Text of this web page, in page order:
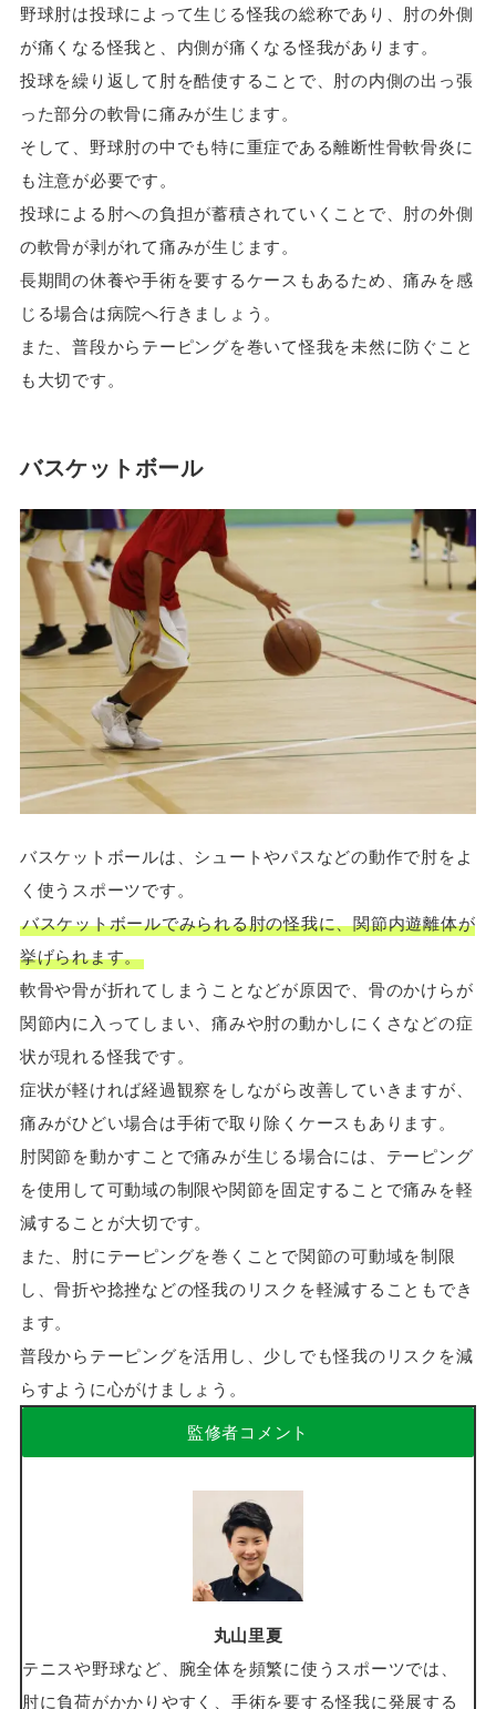
野球肘は投球によって生じる怪我の総称であり、肘の外側
が痛くなる怪我と、内側が痛くなる怪我があります。
投球を繰り返して肘を酷使することで、肘の内側の出っ張
った部分の軟骨に痛みが生じます。
そして、野球肘の中でも特に重症である離断性骨軟骨炎に
も注意が必要です。
投球による肘への負担が蓄積されていくことで、肘の外側
の軟骨が剥がれて痛みが生じます。
長期間の休養や手術を要するケースもあるため、痛みを感
じる場合は病院へ行きましょう。
また、普段からテーピングを巻いて怪我を未然に防ぐこと
も大切です。
バスケットボール
バスケットボールは、シュートやパスなどの動作で肘をよ
く使うスポーツです。
バスケットボールでみられる肘の怪我に、関節内遊離体が
挙げられます。
軟骨や骨が折れてしまうことなどが原因で、骨のかけらが
関節内に入ってしまい、痛みや肘の動かしにくさなどの症
状が現れる怪我です。
症状が軽ければ経過観察をしながら改善していきますが、
痛みがひどい場合は手術で取り除くケースもあります。
肘関節を動かすことで痛みが生じる場合には、テーピング
を使用して可動域の制限や関節を固定することで痛みを軽
減することが大切です。
また、肘にテーピングを巻くことで関節の可動域を制限
し、骨折や捻挫などの怪我のリスクを軽減することもでき
ます。
普段からテーピングを活用し、少しでも怪我のリスクを減
らすように心がけましょう。
監修者コメント
丸山里夏
テニスや野球など、腕全体を頻繁に使うスポーツでは、
肘に負荷がかかりやすく、手術を要する怪我に発展する